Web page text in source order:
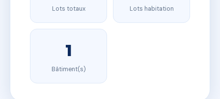
Lots totaux Lots habitation
1
Bâtiment(s)